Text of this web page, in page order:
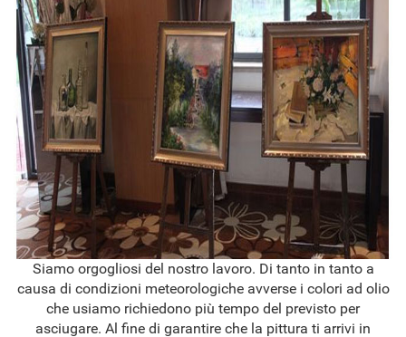
Siamo orgogliosi del nostro lavoro. Di tanto in tanto a
causa di condizioni meteorologiche avverse i colori ad olio
che usiamo richiedono più tempo del previsto per
asciugare. Al fine di garantire che la pittura ti arrivi in